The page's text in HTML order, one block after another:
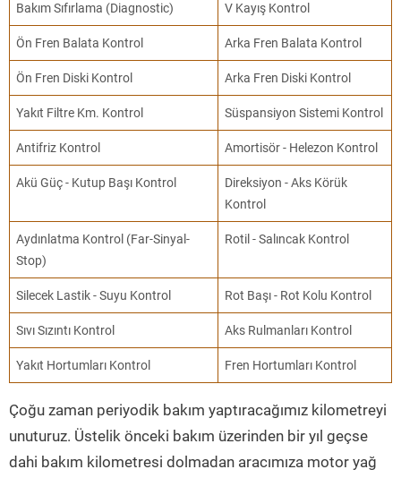
Bakım Sıfırlama (Diagnostic) V Kayış Kontrol
Ön Fren Balata Kontrol Arka Fren Balata Kontrol
Ön Fren Diski Kontrol Arka Fren Diski Kontrol
Yakıt Filtre Km. Kontrol Süspansiyon Sistemi Kontrol
Antifriz Kontrol Amortisör - Helezon Kontrol
Akü Güç - Kutup Başı Kontrol
Direksiyon - Aks Körük
Kontrol
Aydınlatma Kontrol (Far-Sinyal-
Stop)
Rotil - Salıncak Kontrol
Silecek Lastik - Suyu Kontrol Rot Başı - Rot Kolu Kontrol
Sıvı Sızıntı Kontrol Aks Rulmanları Kontrol
Yakıt Hortumları Kontrol Fren Hortumları Kontrol
Çoğu zaman periyodik bakım yaptıracağımız kilometreyi
unuturuz. Üstelik önceki bakım üzerinden bir yıl geçse
dahi bakım kilometresi dolmadan aracımıza motor yağ